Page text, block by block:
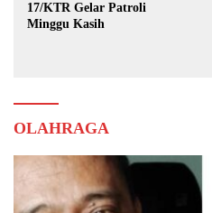
17/KTR Gelar Patroli
Minggu Kasih
OLAHRAGA